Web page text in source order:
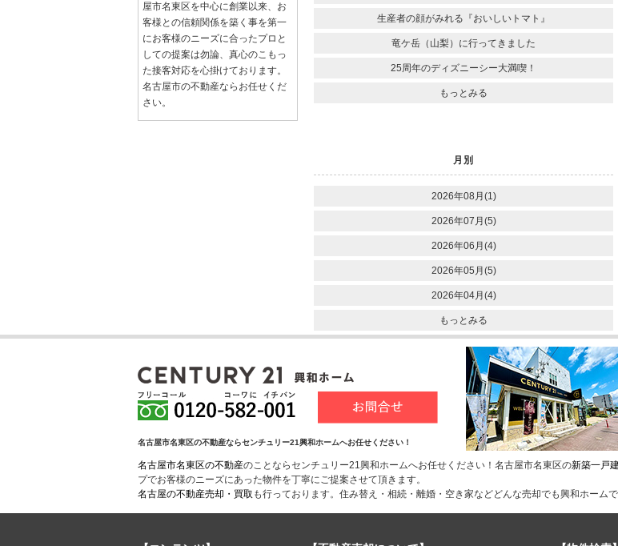
生産者の顔がみれる『おいしいトマト』
竜ケ岳（山梨）に行ってきました
25周年のディズニーシー大満喫！
もっとみる
月別
2026年08月(1)
2026年07月(5)
2026年06月(4)
2026年05月(5)
2026年04月(4)
もっとみる
屋市名東区を中心に創業以来、お
客様との信頼関係を築く事を第一
にお客様のニーズに合ったプロと
しての提案は勿論、真心のこもっ
た接客対応を心掛けております。
名古屋市の不動産ならお任せくだ
さい。
名古屋市名東区の不動産ならセンチュリー21興和ホームへお任せください！
名古屋市名東区の不動産のことならセンチュリー21興和ホームへお任せください！名古屋市名東区の新築一戸
プでお客様のニーズにあった物件を丁寧にご提案させて頂きます。
名古屋の不動産売却・買取 も行っております。住み替え・相続・離婚・空き家などどんな売却でも興和ホーム